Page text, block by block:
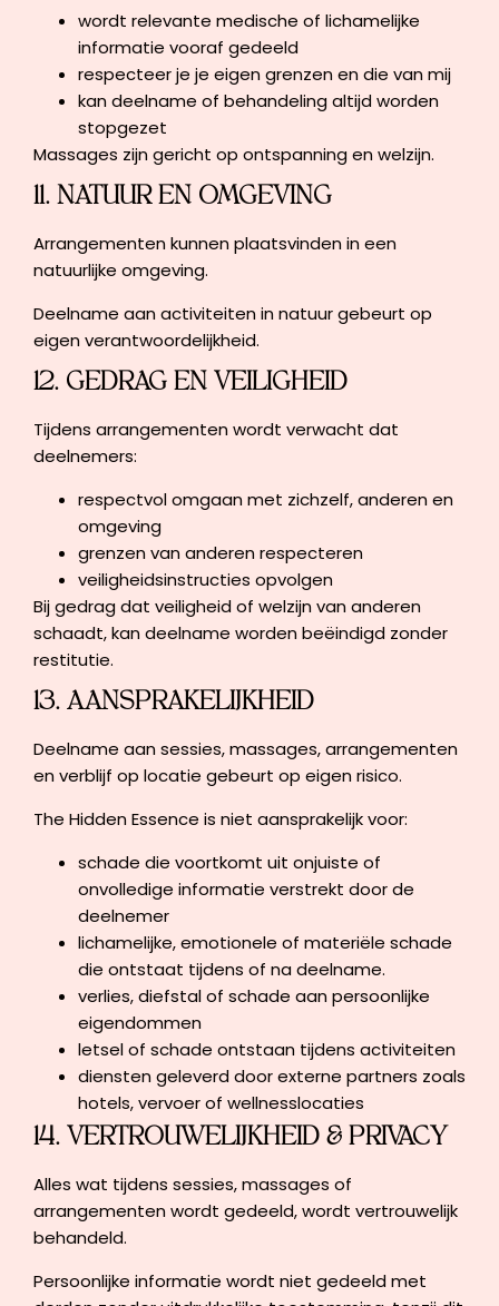
wordt relevante medische of lichamelijke
informatie vooraf gedeeld
respecteer je je eigen grenzen en die van mij
kan deelname of behandeling altijd worden
stopgezet
Massages zijn gericht op ontspanning en welzijn.
11. NATUUR EN OMGEVING
Arrangementen kunnen plaatsvinden in een
natuurlijke omgeving.
Deelname aan activiteiten in natuur gebeurt op
eigen verantwoordelijkheid.
12. GEDRAG EN VEILIGHEID
Tijdens arrangementen wordt verwacht dat
deelnemers:
respectvol omgaan met zichzelf, anderen en
omgeving
grenzen van anderen respecteren
veiligheidsinstructies opvolgen
Bij gedrag dat veiligheid of welzijn van anderen
schaadt, kan deelname worden beëindigd zonder
restitutie.
13. AANSPRAKELIJKHEID
Deelname aan sessies, massages, arrangementen
en verblijf op locatie gebeurt op eigen risico.
The Hidden Essence is niet aansprakelijk voor:
schade die voortkomt uit onjuiste of
onvolledige informatie verstrekt door de
deelnemer
lichamelijke, emotionele of materiële schade
die ontstaat tijdens of na deelname.
verlies, diefstal of schade aan persoonlijke
eigendommen
letsel of schade ontstaan tijdens activiteiten
diensten geleverd door externe partners zoals
hotels, vervoer of wellnesslocaties
14. VERTROUWELIJKHEID & PRIVACY
Alles wat tijdens sessies, massages of
arrangementen wordt gedeeld, wordt vertrouwelijk
behandeld.
Persoonlijke informatie wordt niet gedeeld met